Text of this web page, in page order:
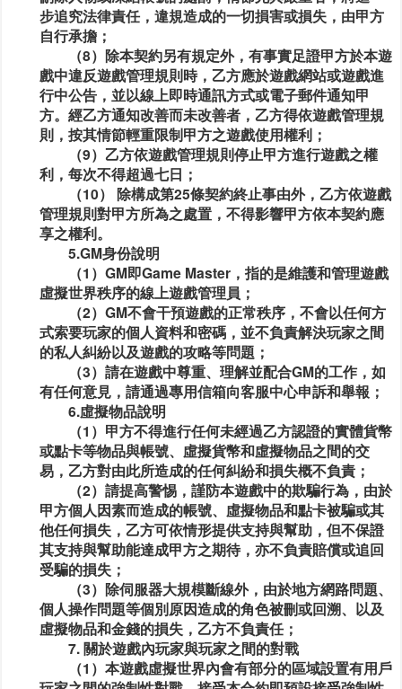
步追究法律責任，違規造成的一切損害或損失，由甲方
自行承擔；
（8）除本契約另有規定外，有事實足證甲方於本遊
戲中違反遊戲管理規則時，乙方應於遊戲網站或遊戲進
行中公告，並以線上即時通訊方式或電子郵件通知甲
方。經乙方通知改善而未改善者，乙方得依遊戲管理規
則，按其情節輕重限制甲方之遊戲使用權利；
（9）乙方依遊戲管理規則停止甲方進行遊戲之權
利，每次不得超過七日；
（10） 除構成第25條契約終止事由外，乙方依遊戲
管理規則對甲方所為之處置，不得影響甲方依本契約應
享之權利。
5.GM身份說明
（1）GM即Game Master，指的是維護和管理遊戲
虛擬世界秩序的線上遊戲管理員；
（2）GM不會干預遊戲的正常秩序，不會以任何方
式索要玩家的個人資料和密碼，並不負責解決玩家之間
的私人糾紛以及遊戲的攻略等問題；
（3）請在遊戲中尊重、理解並配合GM的工作，如
有任何意見，請通過專用信箱向客服中心申訴和舉報；
6.虛擬物品說明
（1）甲方不得進行任何未經過乙方認證的實體貨幣
或點卡等物品與帳號、虛擬貨幣和虛擬物品之間的交
易，乙方對由此所造成的任何糾紛和損失概不負責；
（2）請提高警惕，謹防本遊戲中的欺騙行為，由於
甲方個人因素而造成的帳號、虛擬物品和點卡被騙或其
他任何損失，乙方可依情形提供支持與幫助，但不保證
其支持與幫助能達成甲方之期待，亦不負責賠償或追回
受騙的損失；
（3）除伺服器大規模斷線外，由於地方網路問題、
個人操作問題等個別原因造成的角色被刪或回溯、以及
虛擬物品和金錢的損失，乙方不負責任；
7. 關於遊戲內玩家與玩家之間的對戰
（1）本遊戲虛擬世界內會有部分的區域設置有用戶